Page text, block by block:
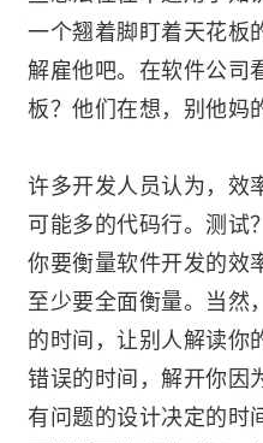
一个翘着脚盯着天花板
解雇他吧。在软件公司
板？他们在想，别他妈
许多开发人员认为，效
可能多的代码行。测试
你要衡量软件开发的效
至少要全面衡量。当然
的时间，让别人解读你
错误的时间，解开你因
有问题的设计决定的时